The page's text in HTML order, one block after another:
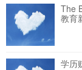
The
教育
学历